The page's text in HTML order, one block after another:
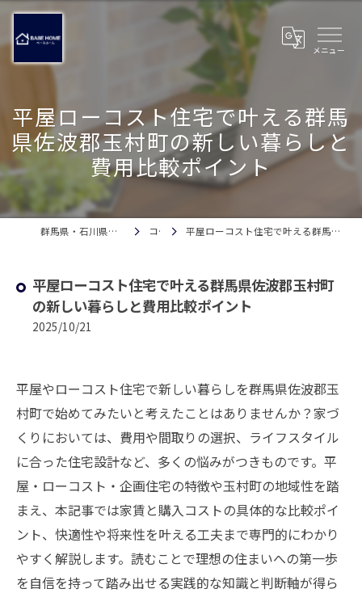
平屋ローコスト住宅で叶える群馬
県佐波郡玉村町の新しい暮らしと
費用比較ポイント
群馬県・石川県の注文住宅ならベースホーム コラム 平屋ローコスト住宅で叶える群馬県佐波郡玉村町の新しい暮らしと費用比較ポイント
平屋ローコスト住宅で叶える群馬県佐波郡玉村町
の新しい暮らしと費用比較ポイント
2025/10/21
平屋やローコスト住宅で新しい暮らしを群馬県佐波郡玉
村町で始めてみたいと考えたことはありませんか？家づ
くりにおいては、費用や間取りの選択、ライフスタイル
に合った住宅設計など、多くの悩みがつきものです。平
屋・ローコスト・企画住宅の特徴や玉村町の地域性を踏
まえ、本記事では家賃と購入コストの具体的な比較ポイ
ント、快適性や将来性を叶える工夫まで専門的にわかり
やすく解説します。読むことで理想の住まいへの第一歩
を自信を持って踏み出せる実践的な知識と判断軸が得ら